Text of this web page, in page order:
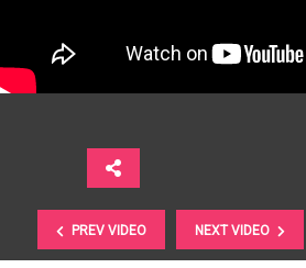
PREV VIDEO NEXT VIDEO